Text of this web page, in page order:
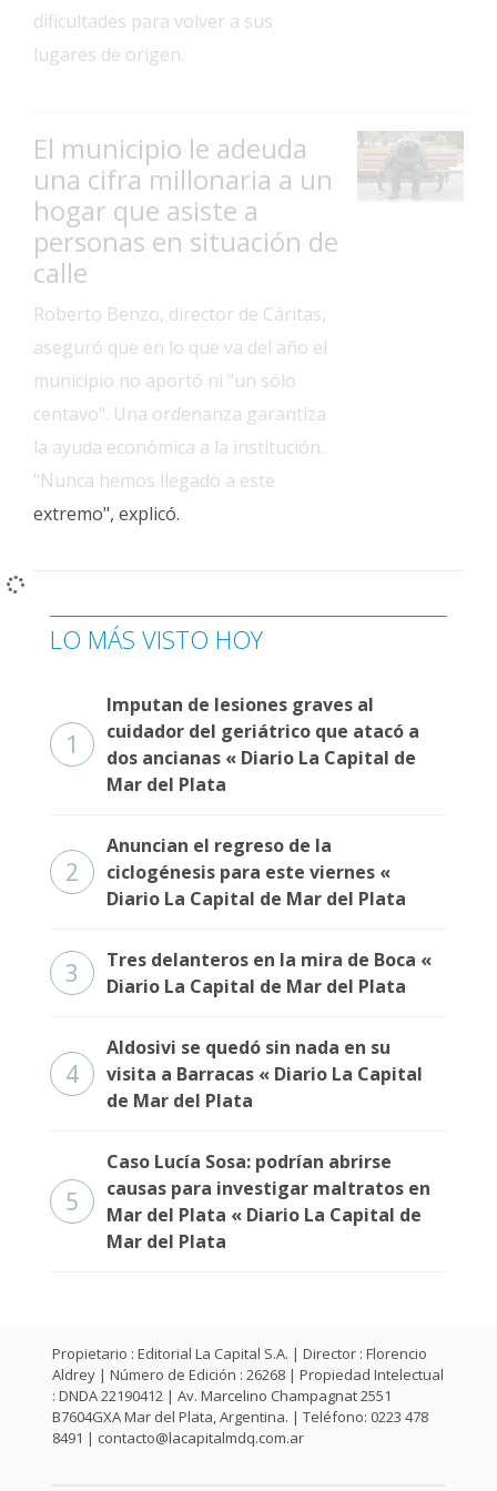
Interés
General
Deportes
Arte
y
Espectáculos
Fotos
Familia
Clasificados
Fúnebres
dificultades para volver a sus
lugares de origen.
El municipio le adeuda
una cifra millonaria a un
hogar que asiste a
personas en situación de
calle
Roberto Benzo, director de Cáritas,
aseguró que en lo que va del año el
municipio no aportó ni "un sólo
centavo". Una ordenanza garantiza
la ayuda económica a la institución.
"Nunca hemos llegado a este
extremo", explicó.
LO MÁS VISTO HOY
1
Imputan de lesiones graves al
cuidador del geriátrico que atacó a
dos ancianas « Diario La Capital de
Mar del Plata
2
Anuncian el regreso de la
ciclogénesis para este viernes «
Diario La Capital de Mar del Plata
3
Tres delanteros en la mira de Boca «
Diario La Capital de Mar del Plata
4
Aldosivi se quedó sin nada en su
visita a Barracas « Diario La Capital
de Mar del Plata
5
Caso Lucía Sosa: podrían abrirse
causas para investigar maltratos en
Mar del Plata « Diario La Capital de
Mar del Plata
Propietario : Editorial La Capital S.A. | Director : Florencio
Aldrey | Número de Edición : 26268 | Propiedad Intelectual
: DNDA 22190412 | Av. Marcelino Champagnat 2551
B7604GXA Mar del Plata, Argentina. | Teléfono: 0223 478
8491 | contacto@lacapitalmdq.com.ar